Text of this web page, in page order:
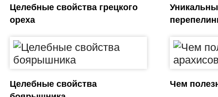
Целебные свойства грецкого
ореха
Целебные свойства
Чем